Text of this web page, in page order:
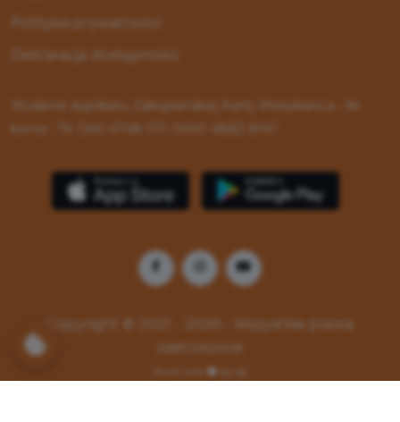
Polityka prywatności
Deklaracja dostępności
Wydanie duplikatu Zakopiańskiej Karty Mieszkańca - Nr
Copyright © 2021 - 2026 - Wszystkie prawa
zastrzeżone